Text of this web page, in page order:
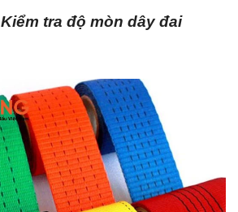
Kiểm tra độ mòn dây đai